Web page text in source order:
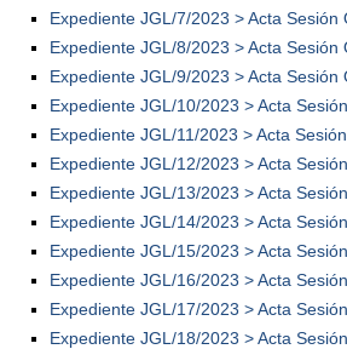
Expediente JGL/7/2023 > Acta
Expediente JGL/8/2023 > Acta
Expediente JGL/9/2023 > Acta
Expediente JGL/10/2023 > Acta
Expediente JGL/11/2023 > Acta
Expediente JGL/12/2023 > Acta
Expediente JGL/13/2023 > Acta
Expediente JGL/14/2023 > Acta
Expediente JGL/15/2023 > Acta
Expediente JGL/16/2023 > Acta
Expediente JGL/17/2023 > Acta
Expediente JGL/18/2023 > Acta